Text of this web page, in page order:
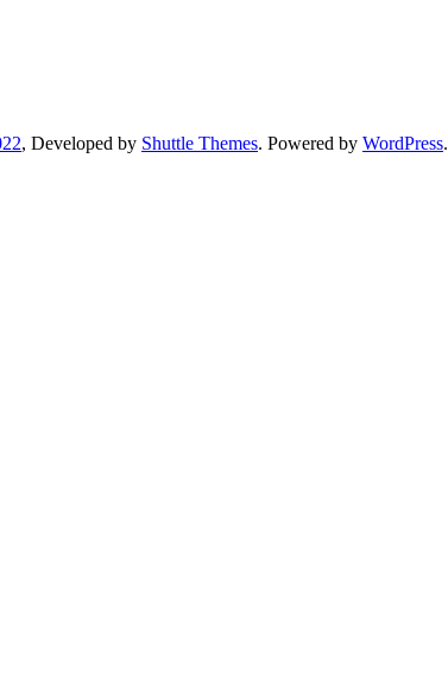
, Developed by Shuttle Themes. Powered by WordPress.